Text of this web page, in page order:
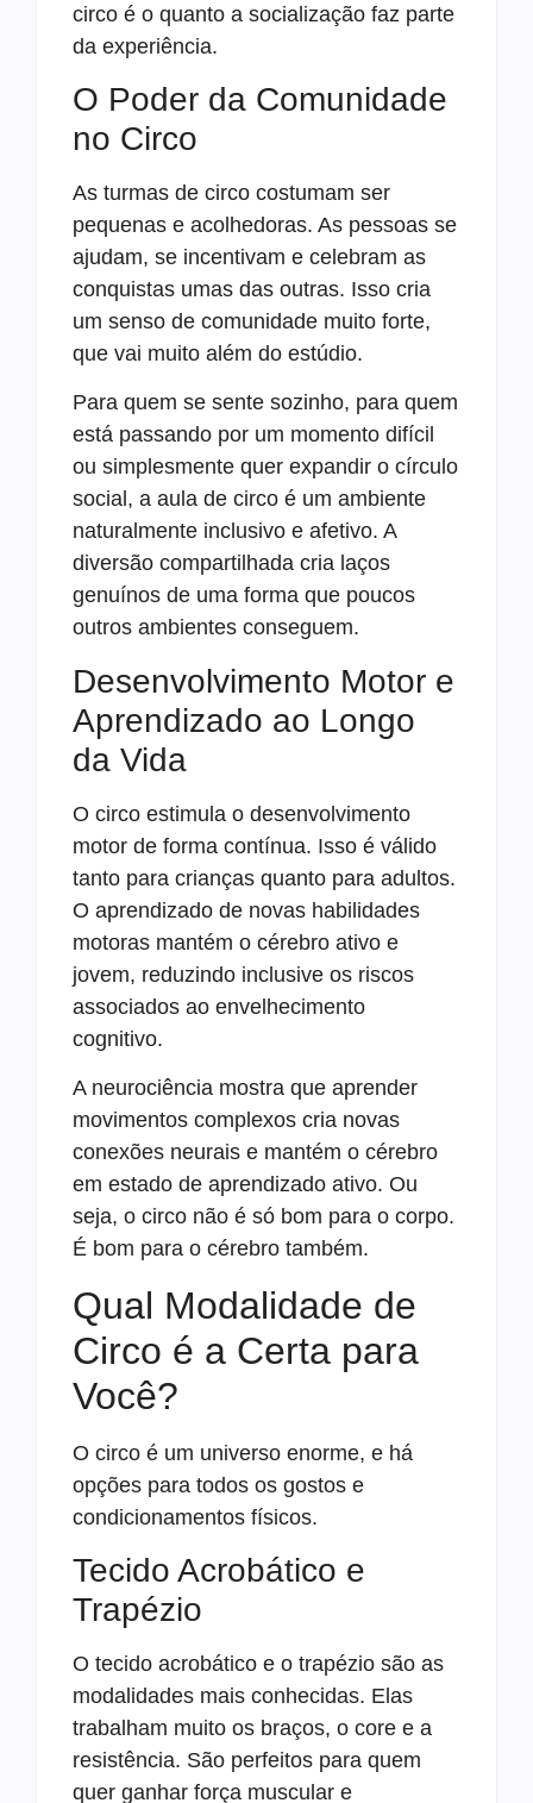
circo é o quanto a socialização faz parte
da experiência.
O Poder da Comunidade
no Circo
As turmas de circo costumam ser
pequenas e acolhedoras. As pessoas se
ajudam, se incentivam e celebram as
conquistas umas das outras. Isso cria
um senso de comunidade muito forte,
que vai muito além do estúdio.
Para quem se sente sozinho, para quem
está passando por um momento difícil
ou simplesmente quer expandir o círculo
social, a aula de circo é um ambiente
naturalmente inclusivo e afetivo. A
diversão compartilhada cria laços
genuínos de uma forma que poucos
outros ambientes conseguem.
Desenvolvimento Motor e
Aprendizado ao Longo
da Vida
O circo estimula o desenvolvimento
motor de forma contínua. Isso é válido
tanto para crianças quanto para adultos.
O aprendizado de novas habilidades
motoras mantém o cérebro ativo e
jovem, reduzindo inclusive os riscos
associados ao envelhecimento
cognitivo.
A neurociência mostra que aprender
movimentos complexos cria novas
conexões neurais e mantém o cérebro
em estado de aprendizado ativo. Ou
seja, o circo não é só bom para o corpo.
É bom para o cérebro também.
Qual Modalidade de
Circo é a Certa para
Você?
O circo é um universo enorme, e há
opções para todos os gostos e
condicionamentos físicos.
Tecido Acrobático e
Trapézio
O tecido acrobático e o trapézio são as
modalidades mais conhecidas. Elas
trabalham muito os braços, o core e a
resistência. São perfeitos para quem
quer ganhar força muscular e